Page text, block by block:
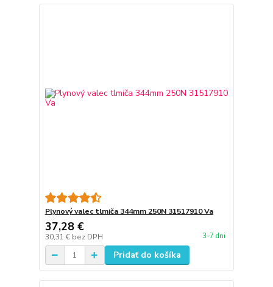
Plynový valec tlmiča 344mm 250N 31517910 Va
37,28 €
30,31 € bez DPH 3-7 dni
Pridať do košíka